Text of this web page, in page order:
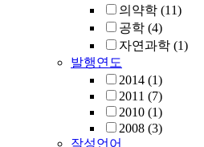
의약학 (11)
공학 (4)
자연과학 (1)
발행연도
2014 (1)
2011 (7)
2010 (1)
2008 (3)
작성언어